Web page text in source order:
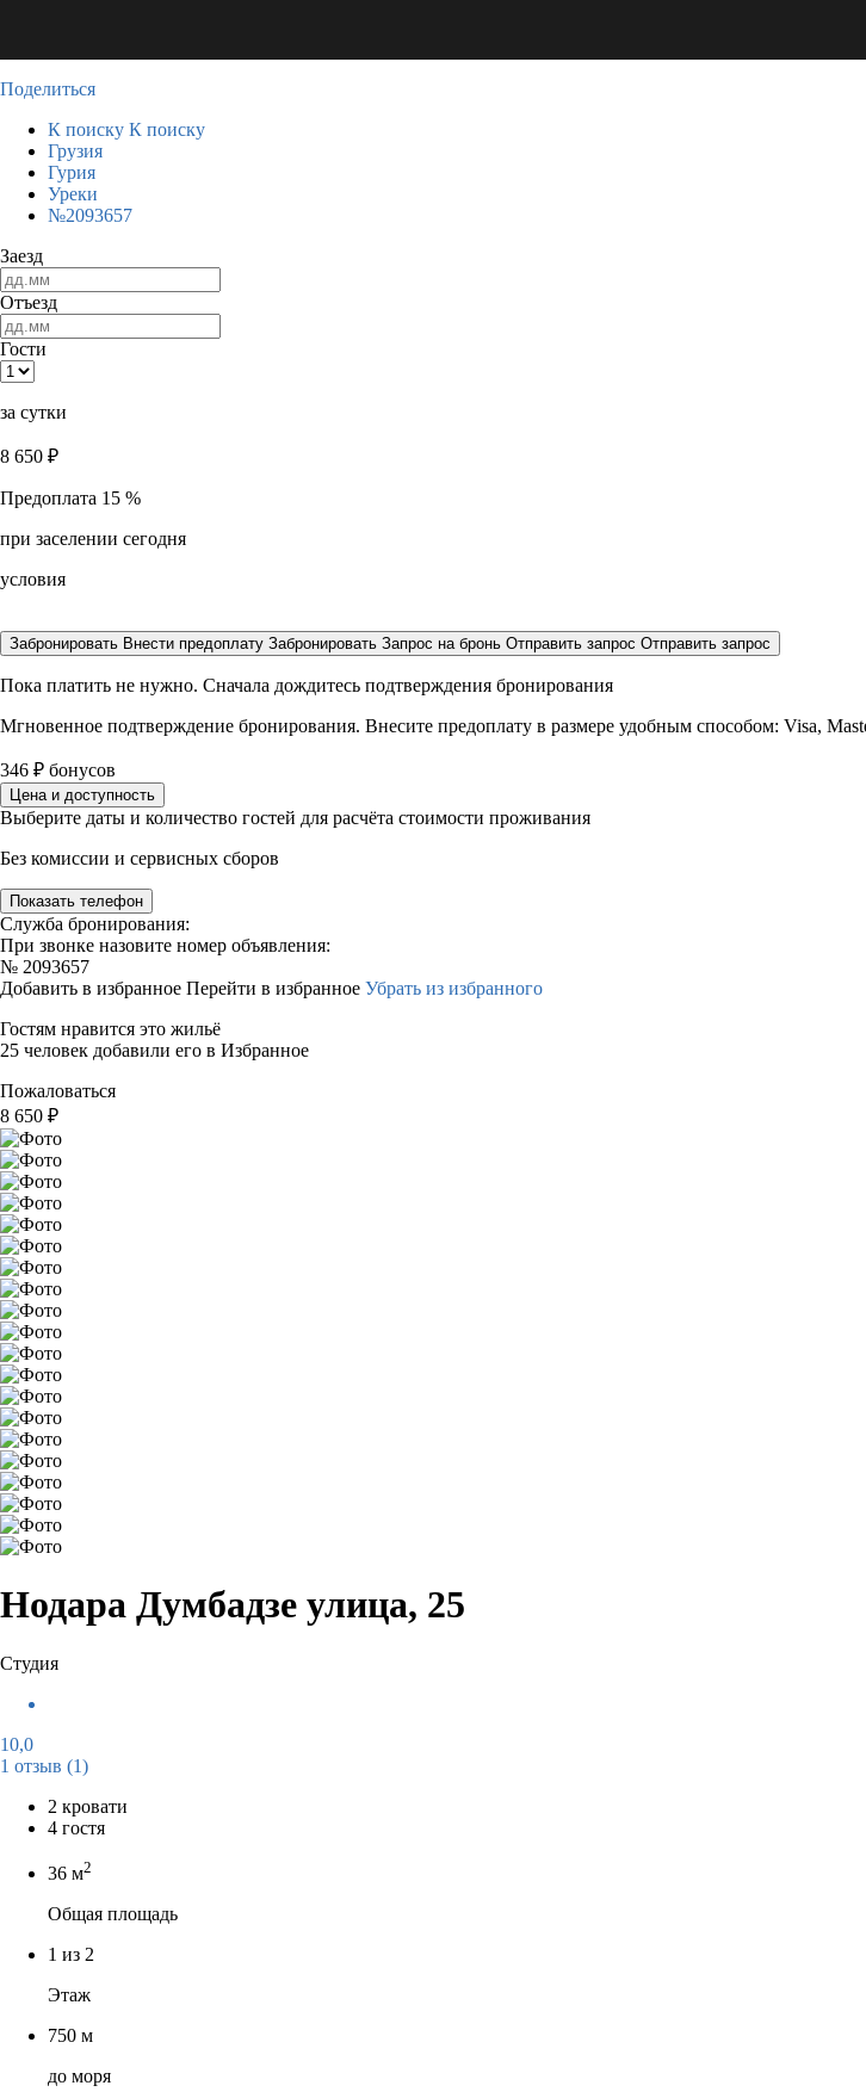
Поделиться
К поиску К поиску
Грузия
Гурия
Уреки
№2093657
Заезд
Отъезд
Гости
за сутки
8 650 ₽
Предоплата 15 %
при заселении сегодня
условия
Забронировать Внести предоплату Забронировать Запрос на бронь Отправить запрос Отправить запрос
Пока платить не нужно. Сначала дождитесь подтверждения бронирования
Мгновенное подтверждение бронирования. Внесите предоплату в размере удобным способом: Visa,
346 ₽ бонусов
Цена и доступность
Выберите даты и количество гостей для расчёта стоимости проживания
Без комиссии и сервисных сборов
Показать телефон
Служба бронирования:
При звонке назовите номер объявления:
№ 2093657
Добавить в избранное Перейти в избранное Убрать из избранного
Гостям нравится это жильё
25 человек добавили его в Избранное
Пожаловаться
8 650 ₽
Нодара Думбадзе улица, 25
Студия
10,0
1 отзыв (1)
2 кровати
4 гостя
36 м2
Общая площадь
1 из 2
Этаж
750 м
до моря